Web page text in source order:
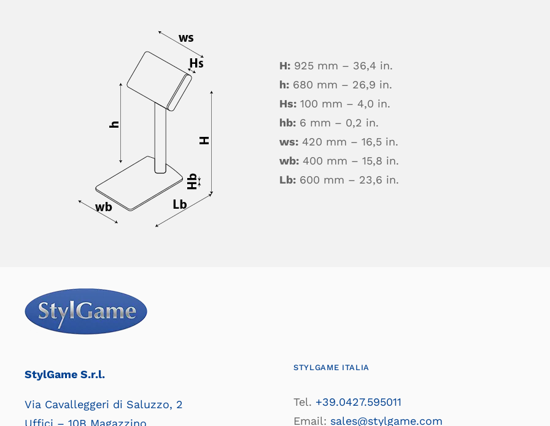
H:925 mm – 36,4 in.
h:680 mm – 26,9 in.
Hs:100 mm – 4,0 in.
hb:6 mm – 0,2 in.
ws:420 mm – 16,5 in.
wb:400 mm – 15,8 in.
Lb:600 mm – 23,6 in.
StylGame S.r.l.
Via Cavalleggeri di Saluzzo, 2
STYLGAME ITALIA
Tel. +39.0427.595011
Email: sales@stylgame.com